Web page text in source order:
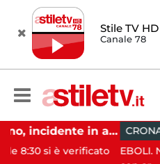
Stile TV HD
Canale 78
Pontecagnano, incidente in autostrada: 5 giovani feriti
è verificato
CRONACA
EBOLI. Nella